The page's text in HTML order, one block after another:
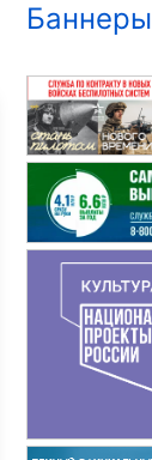
Баннеры